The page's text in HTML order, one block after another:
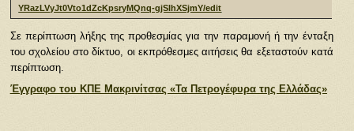
YRazLVyJt0Vto1dZcKpsryMQnq-gjSIhXSjmY/edit
Σε περίπτωση λήξης της προθεσμίας για την παραμονή ή την ένταξη
του σχολείου στο δίκτυο, οι εκπρόθεσμες αιτήσεις θα εξεταστούν κατά
περίπτωση.
Έγγραφο του ΚΠΕ Μακρινίτσας «Τα Πετρογέφυρα της Ελλάδας»